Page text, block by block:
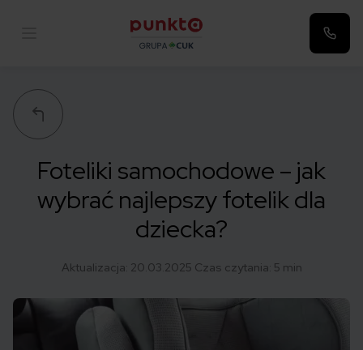
Foteliki samochodowe – jak
wybrać najlepszy fotelik dla
dziecka?
Aktualizacja: 20.03.2025 Czas czytania: 5 min